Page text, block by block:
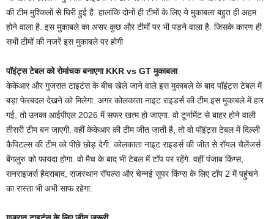
की टीम मुश्किलों से घिरी हुई है. हालांकि दोनों ही टीमों के लिए ये मुकाबला बहुत ही अहम
होने वाला है. इस मुकाबले का असर कुछ और टीमों पर भी पड़ने वाला है. जिसके कारण ही
सभी टीमों की नजरें इस मुकाबले पर होगी
पॉइंट्स टेबल को रोमांचक बनाएगा KKR vs GT मुकाबला
केकेआर और गुजरात टाइटंस के बीच खेले जाने वाले इस मुकाबले के बाद पॉइंट्स टेबल में
बड़ा फेरबदल देखने को मिलेगा. अगर कोलकाता नाइट राइडर्स की टीम इस मुकाबले में हार
गई, तो उनका आईपीएल 2026 में सफर खत्म हो जाएगा. वो टूर्नामेंट से बाहर होने वाली
तीसरी टीम बन जाएगी. वहीं केकेआर की टीम जीत जाती है, तो वो पॉइंट्स टेबल में दिल्ली
कैपिटल्स की टीम को पीछे छोड़ देगी. कोलकाता नाइट राइडर्स की जीत से रॉयल चैलेंजर्स
बेंगलुरु को फायदा होगा. वो मैच के बाद भी टेबल में टॉप पर रहेंगे. वहीं पंजाब किंग्स,
सनराइजर्स हैदराबाद, राजस्थान रॉयल्स और चेन्नई सुपर किंग्स के लिए टॉप 2 में पहुंचने
का रास्ता भी अभी साफ रहेगा.